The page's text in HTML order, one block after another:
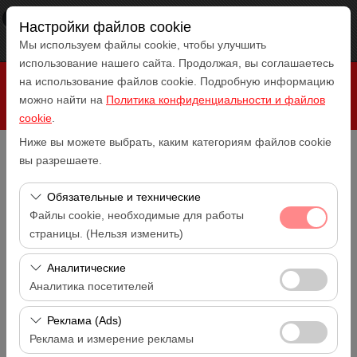
× RepeatCar
www.repeatcar.com
Бесплатно - In Google Play
Настройки файлов cookie
Мы используем файлы cookie, чтобы улучшить
использование нашего сайта. Продолжая, вы соглашаетесь
на использование файлов cookie. Подробную информацию
можно найти на Политика конфиденциальности и файлов
cookie
Ниже вы можете выбрать, каким категориям файлов cookie
вы разрешаете.
Обязательные и технические
Файлы cookie, необходимые для работы
страницы. (Нельзя изменить)
Эти файлы cookie необходимы для корректной
работы сайта, безопасности, управления сеансами и
базовых функций. Их нельзя отключить.
Аналитические
Аналитика посетителей
Эти файлы cookie позволяют нам анализировать, как
используется наш сайт (количество посетителей,
самые посещаемые страницы, поведение
Реклама (Ads)
Реклама и измерение рекламы
Antalya Аэропорт (AYT)
Указать другое место возврата машины
Antalya Аэропорт (AYT)
Дата и время пуска
Дата и время возврата
14:00